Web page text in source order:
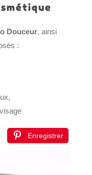
Douceur, ainsi
:
Enregistrer